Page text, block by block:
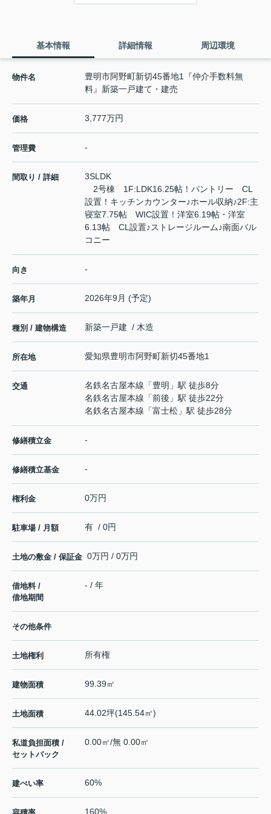
基本情報 詳細情報 周辺環境
物件名
豊明市阿野町新切45番地1『仲介手数料無
料』新築一戸建て・建売
価格 3,777万円
管理費 -
間取り / 詳細
3SLDK
2号棟 1F:LDK16.25帖！パントリー CL
設置！キッチンカウンター♪ホール収納♪2F:主
寝室7.75帖 WIC設置！洋室6.19帖・洋室
6.13帖 CL設置♪ストレージルーム♪南面バル
コニー
向き -
築年月 2026年9月 (予定)
種別 / 建物構造 新築一戸建 / 木造
所在地 愛知県豊明市阿野町新切45番地1
交通 名鉄名古屋本線 「豊明 」駅 徒歩8分
名鉄名古屋本線 「前後 」駅 徒歩22分
名鉄名古屋本線 「富士松 」駅 徒歩28分
修繕積立金 -
修繕積立基金 -
権利金 0万円
駐車場 / 月額 有 / 0円
土地の敷金 / 保証金 0万円 / 0万円
借地料 /
借地期間
- / 年
その他条件
土地権利 所有権
建物面積 99.39㎡
土地面積 44.02坪(145.54㎡)
私道負担面積 /
セットバック
0.00㎡/無 0.00㎡
建ぺい率 60%
160%